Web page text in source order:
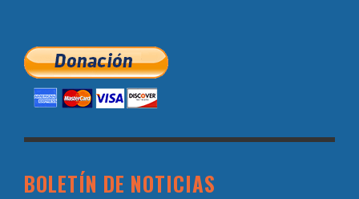
BOLETÍN DE NOTICIAS